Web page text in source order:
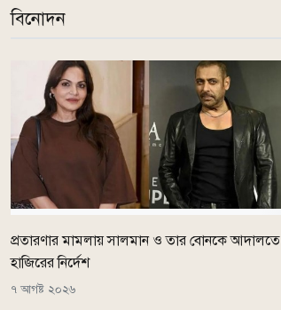
বিনোদন
প্রতারণার মামলায় সালমান ও তার বোনকে আদালতে
হাজিরের নির্দেশ
৭ আগষ্ট ২০২৬